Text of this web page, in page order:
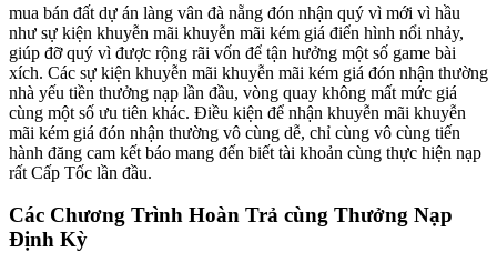
mua bán đất dự án làng vân đà nẵng đón nhận quý vì mới vì hầu
như sự kiện khuyễn mãi khuyễn mãi kém giá điển hình nổi nhảy,
giúp đỡ quý vì được rộng rãi vốn để tận hưởng một số game bài
xích. Các sự kiện khuyễn mãi khuyễn mãi kém giá đón nhận thường
nhà yếu tiền thưởng nạp lần đầu, vòng quay không mất mức giá
cùng một số ưu tiên khác. Điều kiện để nhận khuyễn mãi khuyễn
mãi kém giá đón nhận thường vô cùng dễ, chỉ cùng vô cùng tiến
hành đăng cam kết báo mang đến biết tài khoản cùng thực hiện nạp
rất Cấp Tốc lần đầu.
Các Chương Trình Hoàn Trả cùng Thưởng Nạp
Định Kỳ